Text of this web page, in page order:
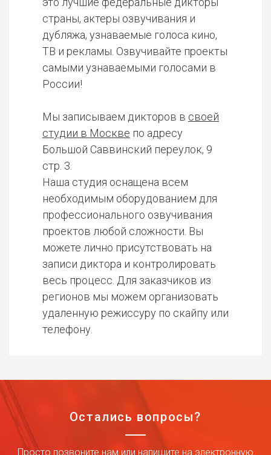
страны, актеры озвучивания и
дубляжа, узнаваемые голоса кино,
ТВ и рекламы. Озвучивайте проекты
самыми узнаваемыми голосами в
России!
Мы записываем дикторов в своей
студии в Москве по адресу
Большой Саввинский переулок, 9
стр. 3.
Наша студия оснащена всем
необходимым оборудованием для
профессионального озвучивания
проектов любой сложности. Вы
можете лично присутствовать на
записи диктора и контролировать
весь процесс. Для заказчиков из
регионов мы можем организовать
удаленную режиссуру по скайпу или
телефону.
Остались вопросы?
Просто позвоните нам или напишите на электронную